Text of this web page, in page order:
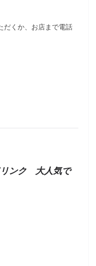
だくか、お店まで電話
リンク 大人気で